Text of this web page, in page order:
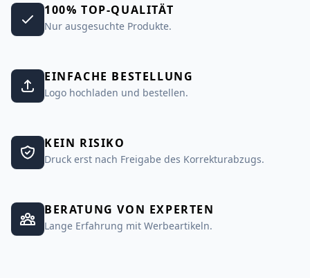
100% TOP-QUALITÄT
Nur ausgesuchte Produkte.
EINFACHE BESTELLUNG
Logo hochladen und bestellen.
KEIN RISIKO
Druck erst nach Freigabe des Korrekturabzugs.
BERATUNG VON EXPERTEN
Lange Erfahrung mit Werbeartikeln.